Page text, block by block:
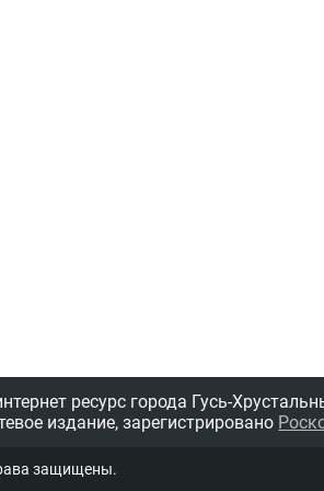
ресурс города Гусь-
издание, зарегистрировано
защищены.